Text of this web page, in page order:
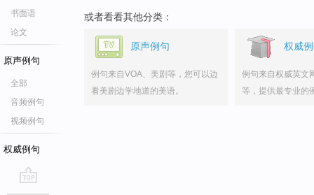
书面语
论文
原声例句
全部
音频例句
视频例句
权威例句
go
或者看看其他分类：
原声例句
例句来自VOA、美剧等，您可以边
看美剧边学地道的美语。
权威
例句来自权威英文
等，提供最专业的